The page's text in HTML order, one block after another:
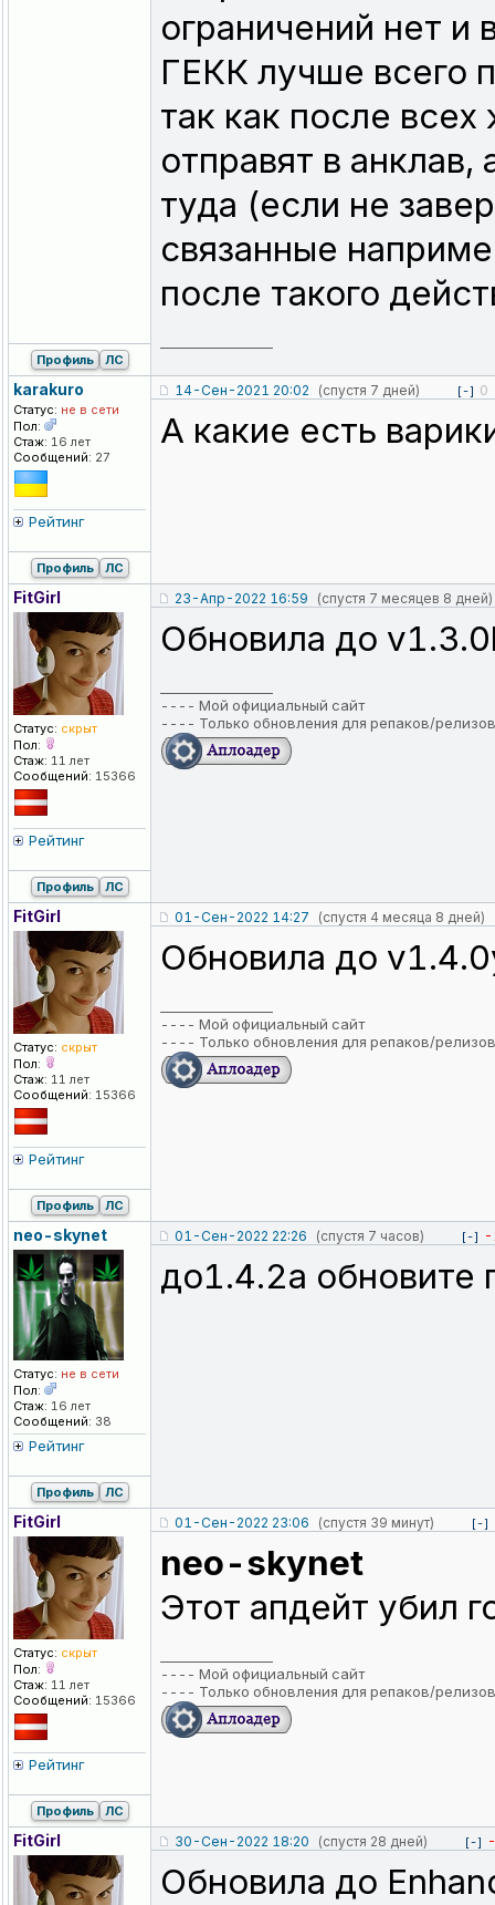
ограничений нет и
ГЕКК лучше всего
так как после
отправят в
туда (если не
связанные
после такого
Профиль ЛС
karakuro
Статус: не в сети
Пол:
Стаж: 16 лет
Сообщений: 27
Рейтинг
14-Сен-2021 20:02 (спустя 7 дней) [-] 0
А какие есть
Профиль ЛС
FitGirl
Статус: скрыт
Пол:
Стаж: 11 лет
Сообщений: 15366
Рейтинг
23-Апр-2022 16:59 (спустя 7 месяцев 8 дней)
Обновила до
---- Мой официальный сайт
---- Только обновления для репаков/релизов
Профиль ЛС
FitGirl
Статус: скрыт
Пол:
Стаж: 11 лет
Сообщений: 15366
Рейтинг
01-Сен-2022 14:27 (спустя 4 месяца 8 дней)
Обновила до
---- Мой официальный сайт
---- Только обновления для репаков/релизов
Профиль ЛС
neo-skynet
Статус: не в сети
Пол:
Стаж: 16 лет
Сообщений: 38
Рейтинг
01-Сен-2022 22:26 (спустя 7 часов) [-] -
до1.4.2а обновите
Профиль ЛС
FitGirl
Статус: скрыт
Пол:
Стаж: 11 лет
Сообщений: 15366
Рейтинг
01-Сен-2022 23:06 (спустя 39 минут) [-]
neo-skynet
Этот апдейт убил
---- Мой официальный сайт
---- Только обновления для репаков/релизов
Профиль ЛС
FitGirl 30-Сен-2022 18:20 (спустя 28 дней) [-]
Обновила до